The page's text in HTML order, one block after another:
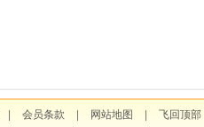
会员条款 网站地图 飞回顶部